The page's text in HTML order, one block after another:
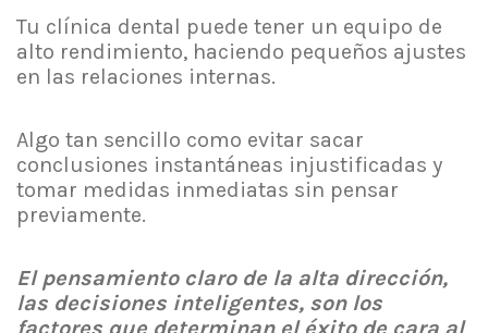
Tu clínica dental puede tener un equipo de
alto rendimiento, haciendo pequeños ajustes
en las relaciones internas.
Algo tan sencillo como evitar sacar
conclusiones instantáneas injustificadas y
tomar medidas inmediatas sin pensar
previamente.
El pensamiento claro de la alta dirección,
las decisiones inteligentes, son los